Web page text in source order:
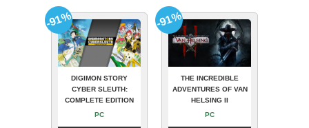
DIGIMON STORY
CYBER SLEUTH:
COMPLETE EDITION
PC
-91%
THE INCREDIBLE
ADVENTURES OF VAN
HELSING II
PC
-91%